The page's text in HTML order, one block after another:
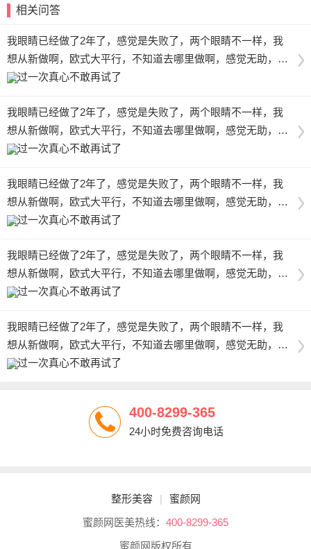
相关问答
我眼睛已经做了2年了，感觉是失败了，两个眼睛不一样，我
想从新做啊，欧式大平行，不知道去哪里做啊，感觉无助，失
败过一次真心不敢再试了
我眼睛已经做了2年了，感觉是失败了，两个眼睛不一样，我
想从新做啊，欧式大平行，不知道去哪里做啊，感觉无助，失
败过一次真心不敢再试了
我眼睛已经做了2年了，感觉是失败了，两个眼睛不一样，我
想从新做啊，欧式大平行，不知道去哪里做啊，感觉无助，失
败过一次真心不敢再试了
我眼睛已经做了2年了，感觉是失败了，两个眼睛不一样，我
想从新做啊，欧式大平行，不知道去哪里做啊，感觉无助，失
败过一次真心不敢再试了
我眼睛已经做了2年了，感觉是失败了，两个眼睛不一样，我
想从新做啊，欧式大平行，不知道去哪里做啊，感觉无助，失
败过一次真心不敢再试了
400-8299-365
24小时免费咨询电话
整形美容 |
蜜颜网
蜜颜网医美热线： 400-8299-365
蜜颜网版权所有